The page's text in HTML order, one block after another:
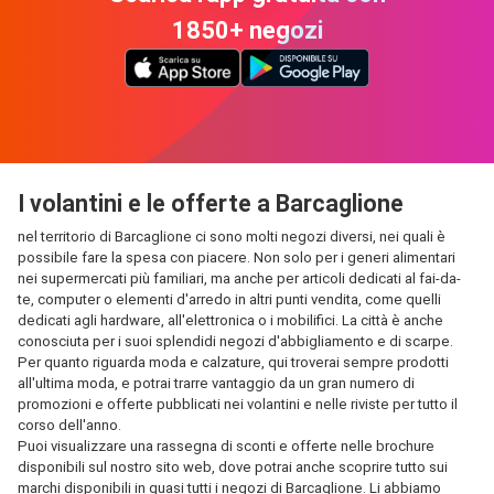
1850+ negozi
I volantini e le offerte a Barcaglione
nel territorio di Barcaglione ci sono molti negozi diversi, nei quali è
possibile fare la spesa con piacere. Non solo per i generi alimentari
nei supermercati più familiari, ma anche per articoli dedicati al fai-da-
te, computer o elementi d'arredo in altri punti vendita, come quelli
dedicati agli hardware, all'elettronica o i mobilifici. La città è anche
conosciuta per i suoi splendidi negozi d'abbigliamento e di scarpe.
Per quanto riguarda moda e calzature, qui troverai sempre prodotti
all'ultima moda, e potrai trarre vantaggio da un gran numero di
promozioni e offerte pubblicati nei volantini e nelle riviste per tutto il
corso dell'anno.
Puoi visualizzare una rassegna di sconti e offerte nelle brochure
disponibili sul nostro sito web, dove potrai anche scoprire tutto sui
marchi disponibili in quasi tutti i negozi di Barcaglione. Li abbiamo